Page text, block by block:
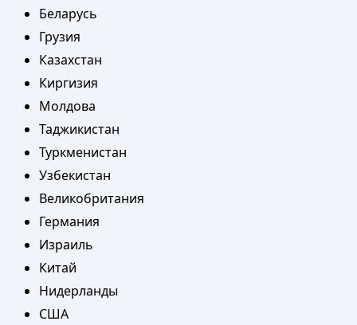
Беларусь
Грузия
Казахстан
Киргизия
Молдова
Таджикистан
Туркменистан
Узбекистан
Великобритания
Германия
Израиль
Китай
Нидерланды
США